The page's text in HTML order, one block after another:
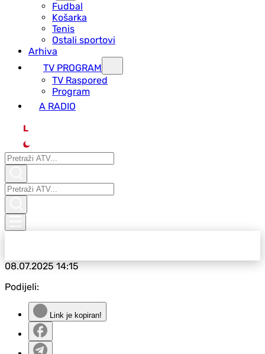
Fudbal
Košarka
Tenis
Ostali sportovi
Arhiva
TV PROGRAM
ТV Raspored
Program
A RADIO
L
08.07.202514:15
Podijeli:
Link je kopiran!